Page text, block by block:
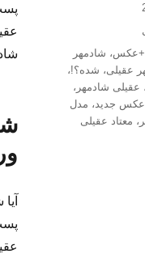
+عکس، شادمهر
عقیلی، شده؟!،
، عقیلی شادمهر ،
عکس جدید، مدل
، معتاد عقیلی